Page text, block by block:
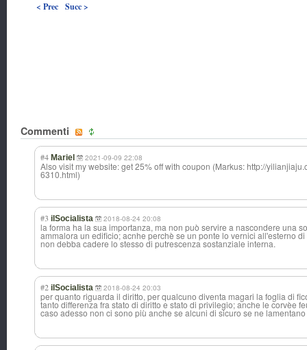
< Prec Succ >
Commenti
#4 Mariel 2021-09-09 22:08
Also visit my website: get 25% off with coupon (Markus: http://
6310.html)
#3 ilSocialista 2018-08-24 20:08
la forma ha la sua importanza, ma non può servire a nascondere una
ammalora un edificio; acnhe perchè se un ponte lo vernici all'esterno
non debba cadere lo stesso di putrescenza sostanziale interna.
#2 ilSocialista 2018-08-24 20:03
per quanto riguarda il diritto, per qualcuno diventa magari la foglia di
tanto differenza fra stato di diritto e stato di privilegio; anche le corvèe
caso adesso non ci sono più anche se alcuni di sicuro se ne lamentano